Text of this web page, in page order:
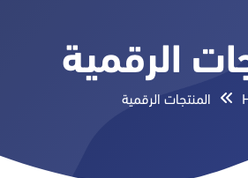
الرقمية
المنتجات الرقمية